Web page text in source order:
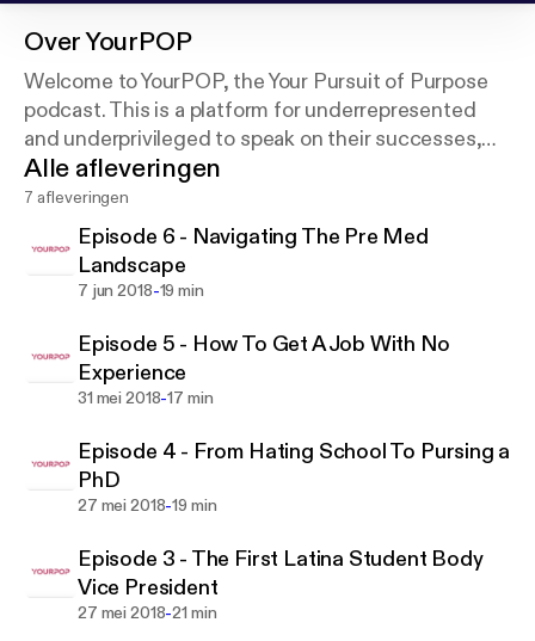
OverYourPOP
Welcome to YourPOP, the Your Pursuit of Purpose
podcast. This is a platform for underrepresented
and underprivileged to speak on their successes,
excellence, and overcoming adversity.
Alle afleveringen
7 afleveringen
Episode 6 - Navigating The Pre Med
Landscape
7 jun 2018-19 min
Episode 5 - How To Get A Job With No
Experience
31 mei 2018-17 min
Episode 4 - From Hating School To Pursing a
PhD
27 mei 2018-19 min
Episode 3 - The First Latina Student Body
Vice President
27 mei 2018-21 min